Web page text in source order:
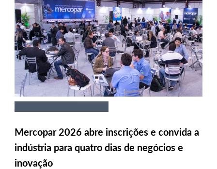
Mercopar 2026 abre inscrições e convida a
indústria para quatro dias de negócios e
inovação